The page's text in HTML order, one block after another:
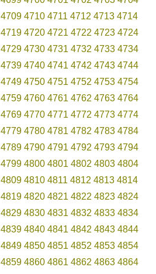
4709 4710 4711 4712 4713 4714
4719 4720 4721 4722 4723 4724
4729 4730 4731 4732 4733 4734
4739 4740 4741 4742 4743 4744
4749 4750 4751 4752 4753 4754
4759 4760 4761 4762 4763 4764
4769 4770 4771 4772 4773 4774
4779 4780 4781 4782 4783 4784
4789 4790 4791 4792 4793 4794
4799 4800 4801 4802 4803 4804
4809 4810 4811 4812 4813 4814
4819 4820 4821 4822 4823 4824
4829 4830 4831 4832 4833 4834
4839 4840 4841 4842 4843 4844
4849 4850 4851 4852 4853 4854
4859 4860 4861 4862 4863 4864